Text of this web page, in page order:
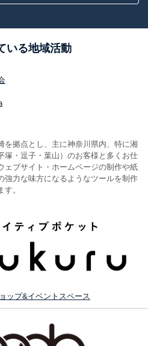
いる地域活動
を拠点とし、主に神奈川県内、特に湘
塚・逗子・葉山）のお客様と多くお仕
ェブサイト・ホームページの制作や紙
強力な味方になるようなツールを制作
。
ップ&イベントスペース